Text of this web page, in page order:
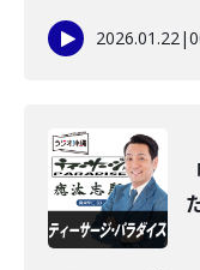
2026.01.22|